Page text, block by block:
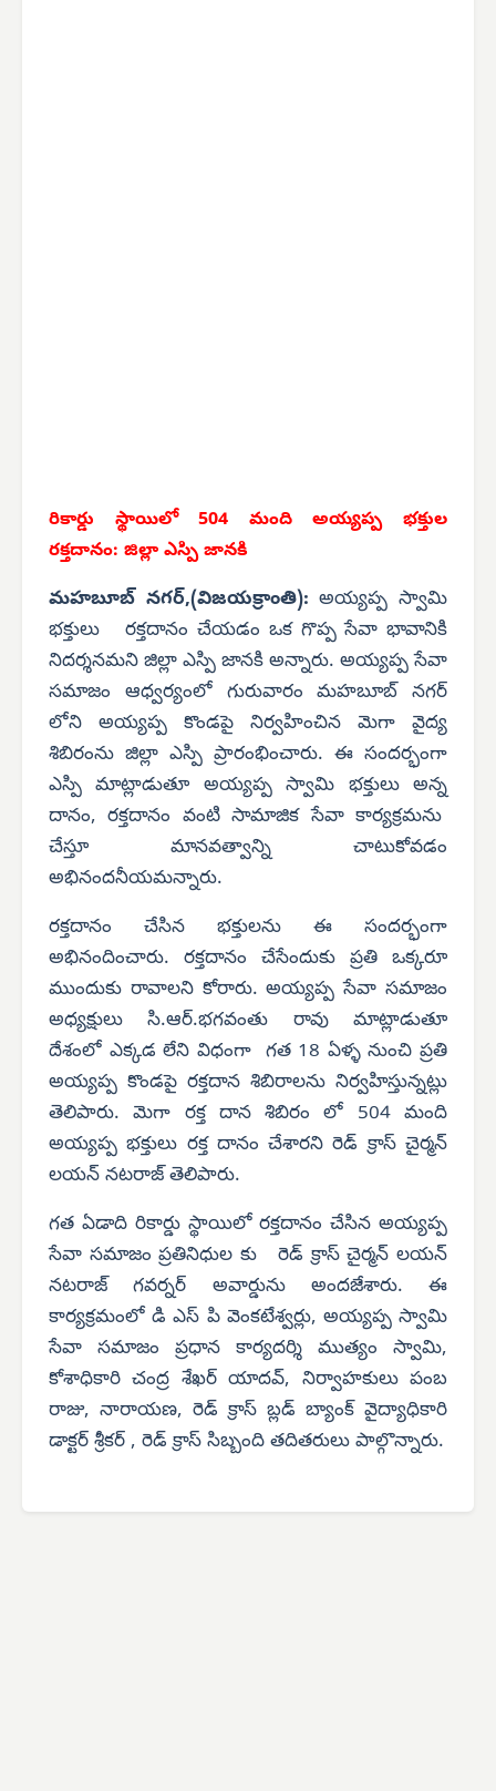
రికార్డు స్థాయిలో 504 మంది అయ్యప్ప భక్తుల
రక్తదానం: జిల్లా ఎస్పి జానకి
మహబూబ్ నగర్,(విజయక్రాంతి): అయ్యప్ప స్వామి
భక్తులు రక్తదానం చేయడం ఒక గొప్ప సేవా భావానికి
నిదర్శనమని జిల్లా ఎస్పి జానకి అన్నారు. అయ్యప్ప సేవా
సమాజం ఆధ్వర్యంలో గురువారం మహబూబ్ నగర్
లోని అయ్యప్ప కొండపై నిర్వహించిన మెగా వైద్య
శిబిరంను జిల్లా ఎస్పి ప్రారంభించారు. ఈ సందర్భంగా
ఎస్పి మాట్లాడుతూ అయ్యప్ప స్వామి భక్తులు అన్న
దానం, రక్తదానం వంటి సామాజిక సేవా కార్యక్రమను
చేస్తూ మానవత్వాన్ని చాటుకోవడం
అభినందనీయమన్నారు.
రక్తదానం చేసిన భక్తులను ఈ సందర్భంగా
అభినందించారు. రక్తదానం చేసేందుకు ప్రతి ఒక్కరూ
ముందుకు రావాలని కోరారు. అయ్యప్ప సేవా సమాజం
అధ్యక్షులు సి.ఆర్.భగవంతు రావు మాట్లాడుతూ
దేశంలో ఎక్కడ లేని విధంగా గత 18 ఏళ్ళ నుంచి ప్రతి
అయ్యప్ప కొండపై రక్తదాన శిబిరాలను నిర్వహిస్తున్నట్లు
తెలిపారు. మెగా రక్త దాన శిబిరం లో 504 మంది
అయ్యప్ప భక్తులు రక్త దానం చేశారని రెడ్ క్రాస్ చైర్మన్
లయన్ నటరాజ్ తెలిపారు.
గత ఏడాది రికార్డు స్థాయిలో రక్తదానం చేసిన అయ్యప్ప
సేవా సమాజం ప్రతినిధుల కు రెడ్ క్రాస్ చైర్మన్ లయన్
నటరాజ్ గవర్నర్ అవార్డును అందజేశారు. ఈ
కార్యక్రమంలో డి ఎస్ పి వెంకటేశ్వర్లు, అయ్యప్ప స్వామి
సేవా సమాజం ప్రధాన కార్యదర్శి ముత్యం స్వామి,
కోశాధికారి చంద్ర శేఖర్ యాదవ్, నిర్వాహకులు పంబ
రాజు, నారాయణ, రెడ్ క్రాస్ బ్లడ్ బ్యాంక్ వైద్యాధికారి
డాక్టర్ శ్రీకర్ , రెడ్ క్రాస్ సిబ్బంది తదితరులు పాల్గొన్నారు.